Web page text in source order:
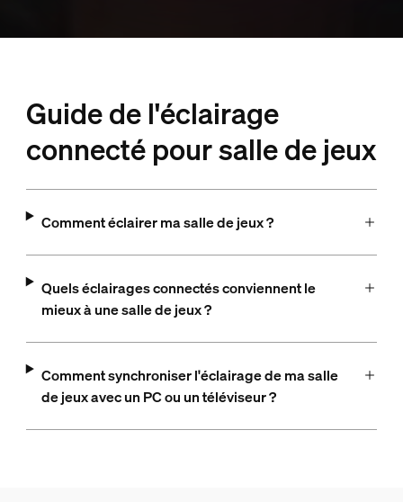
Guide de l'éclairage
connecté pour salle de jeux
Comment éclairer ma salle de jeux ?
Quels éclairages connectés conviennent le
mieux à une salle de jeux ?
Comment synchroniser l'éclairage de ma salle
de jeux avec un PC ou un téléviseur ?